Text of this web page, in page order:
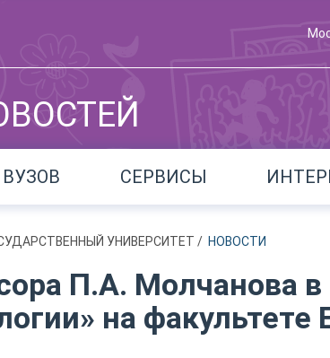
СЕРВИСЫ
УНИВЕРСИТЕТ / НОВОСТИ
П.А. Молчанова в
на факультете